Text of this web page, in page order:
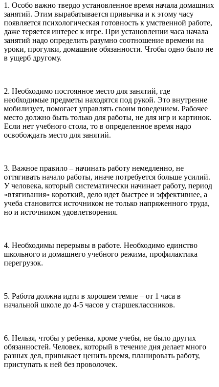
1. Особо важно твердо установленное время начала домашних
занятий. Этим вырабатывается привычка и к этому часу
появляется психологическая готовность к умственной работе,
даже теряется интерес к игре. При установлении часа начала
занятий надо определить разумно соотношение времени на
уроки, прогулки, домашние обязанности. Чтобы одно было не
в ущерб другому.
2. Необходимо постоянное место для занятий, где
необходимые предметы находятся под рукой. Это внутренне
мобилизует, помогает управлять своим поведением. Рабочее
место должно быть только для работы, не для игр и картинок.
Если нет учебного стола, то в определенное время надо
освобождать место для занятий.
3. Важное правило – начинать работу немедленно, не
оттягивать начало работы, иначе потребуется больше усилий.
У человека, который систематически начинает работу, период
«втягивания» короткий, дело идет быстрее и эффективнее, а
учеба становится источником не только напряженного труда,
но и источником удовлетворения.
4. Необходимы перерывы в работе. Необходимо единство
школьного и домашнего учебного режима, профилактика
перегрузок.
5. Работа должна идти в хорошем темпе – от 1 часа в
начальной школе до 4-5 часов у старшеклассников.
6. Нельзя, чтобы у ребенка, кроме учебы, не было других
обязанностей. Человек, который в течение дня делает много
разных дел, привыкает ценить время, планировать работу,
приступать к ней без проволочек.